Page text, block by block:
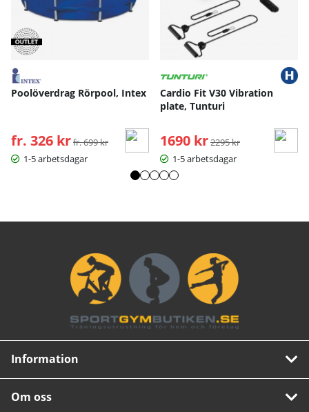
Poolöverdrag Rörpool, Intex
fr. 326 kr Ordinarie pris:
fr. 699 kr
1-5 arbetsdagar
Cardio Fit V30 Vibration
plate, Tunturi
1690 kr Ordinarie pris:
2295 kr
1-5 arbetsdagar
Information
Om oss